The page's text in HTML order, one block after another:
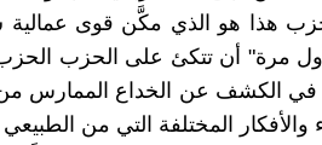
هذا هو الذي مكَّن قوى
مرة" أن تتكئ على الحزب
في الكشف عن الخداع الممارس
والأفكار المختلفة التي من